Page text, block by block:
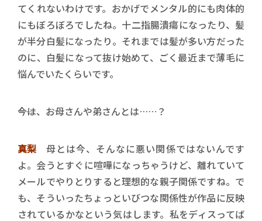
てくれないわけです。おかげでメンタル的にも肉体的
にもぼろぼろでしたね。十二指腸潰瘍になったり、髪
が半分白髪になったり。それまでは髪が多い方だった
のに、白髪になって抜け始めて、ごく最近まで薄毛に
悩んでいたくらいです。
――今は、お母さんや弟さんとは……？
真梨母とは今、そんなに悪い関係ではないんです
よ。会うとすぐに喧嘩になっちゃうけど、離れていて
メールでやりとりすると理想的な親子関係ですね。で
も、そういったちょっといびつな関係性が作品に反映
されているかなという気はします。私をディスってば